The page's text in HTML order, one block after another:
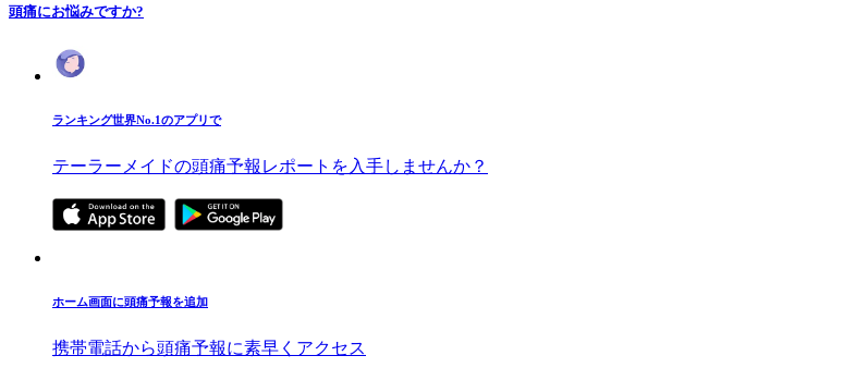
頭痛にお悩みですか?
ランキング世界No.1のアプリで
テーラーメイドの頭痛予報レポートを入手しませんか？
ホーム画面に頭痛予報を追加
携帯電話から頭痛予報に素早くアクセス